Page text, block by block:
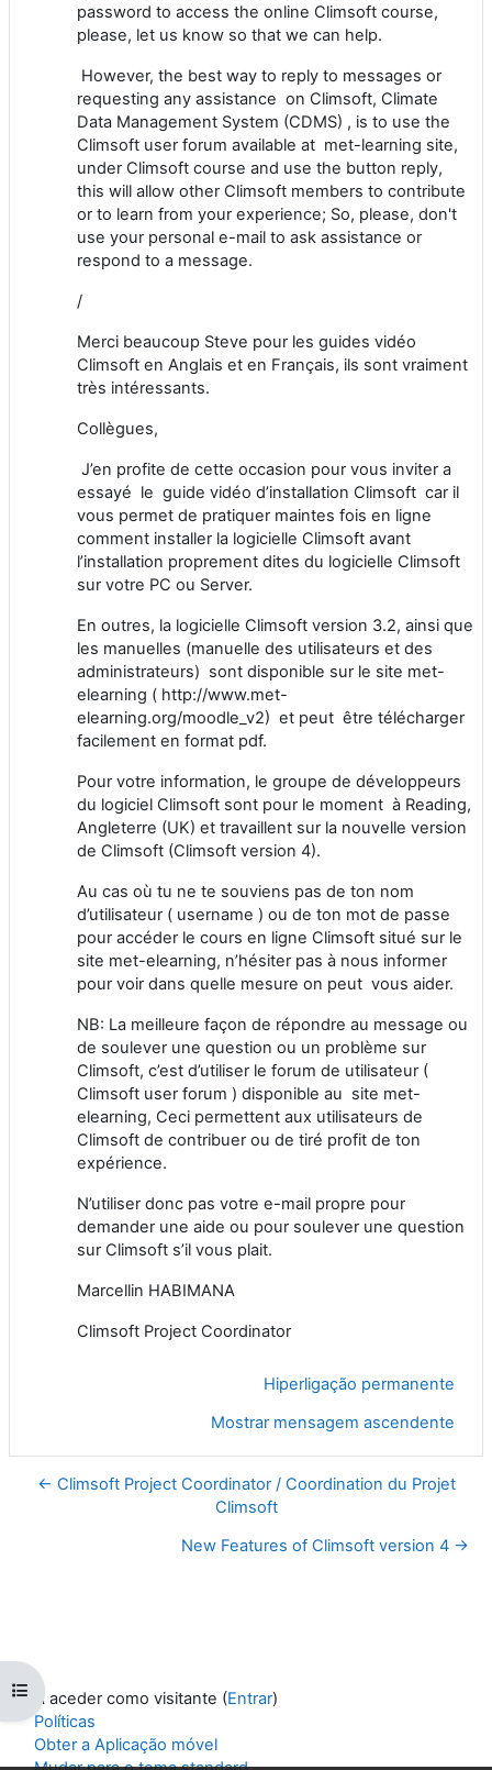
Abrir índice da disciplina
password to access the online Climsoft course,
please, let us know so that we can help.
However, the best way to reply to messages or
requesting any assistance on Climsoft, Climate
Data Management System (CDMS) , is to use the
Climsoft user forum available at met-learning site,
under Climsoft course and use the button reply,
this will allow other Climsoft members to contribute
or to learn from your experience; So, please, don't
use your personal e-mail to ask assistance or
respond to a message.
/
Merci beaucoup Steve pour les guides vidéo
Climsoft en Anglais et en Français, ils sont vraiment
très intéressants.
Collègues,
J’en profite de cette occasion pour vous inviter a
essayé le guide vidéo d’installation Climsoft car il
vous permet de pratiquer maintes fois en ligne
comment installer la logicielle Climsoft avant
l’installation proprement dites du logicielle Climsoft
sur votre PC ou Server.
En outres, la logicielle Climsoft version 3.2, ainsi que
les manuelles (manuelle des utilisateurs et des
administrateurs) sont disponible sur le site met-
elearning ( http://www.met-
elearning.org/moodle_v2) et peut être télécharger
facilement en format pdf.
Pour votre information, le groupe de développeurs
du logiciel Climsoft sont pour le moment à Reading,
Angleterre (UK) et travaillent sur la nouvelle version
de Climsoft (Climsoft version 4).
Au cas où tu ne te souviens pas de ton nom
d’utilisateur ( username ) ou de ton mot de passe
pour accéder le cours en ligne Climsoft situé sur le
site met-elearning, n’hésiter pas à nous informer
pour voir dans quelle mesure on peut vous aider.
NB: La meilleure façon de répondre au message ou
de soulever une question ou un problème sur
Climsoft, c’est d’utiliser le forum de utilisateur (
Climsoft user forum ) disponible au site met-
elearning, Ceci permettent aux utilisateurs de
Climsoft de contribuer ou de tiré profit de ton
expérience.
N’utiliser donc pas votre e-mail propre pour
demander une aide ou pour soulever une question
sur Climsoft s’il vous plait.
Marcellin HABIMANA
Climsoft Project Coordinator
Hiperligação permanente
Mostrar mensagem ascendente
← Climsoft Project Coordinator / Coordination du Projet
Climsoft
New Features of Climsoft version 4 →
A aceder como visitante (Entrar)
Políticas
Obter a Aplicação móvel